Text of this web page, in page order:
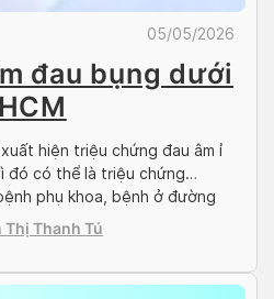
05/05/2026
đau bụng dưới
hiện triệu chứng đau âm ỉ
đó có thể là triệu chứng
phụ khoa, bệnh ở đường
đường tiêu hóa, dạ dày.
bị bệnh gì, […]
Thanh Tú